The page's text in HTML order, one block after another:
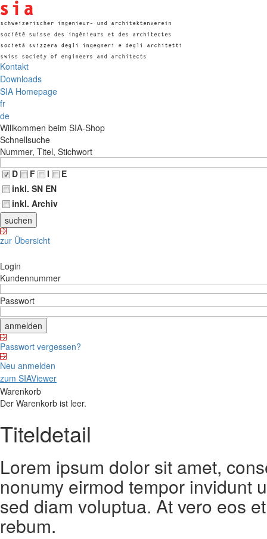
Kontakt
Downloads
SIA Homepage
fr
de
Willkommen beim SIA-Shop
Schnellsuche
Nummer, Titel, Stichwort
D
F I
E
inkl. SN EN
inkl. Archiv
zur Übersicht
Login
Kundennummer
Passwort
Passwort vergessen?
Neu anmelden
zum SIAViewer
Warenkorb
Der Warenkorb ist leer.
Titeldetail
Lorem ipsum dolor sit amet,
nonumy eirmod tempor invidunt
sed diam voluptua. At vero eos
rebum.